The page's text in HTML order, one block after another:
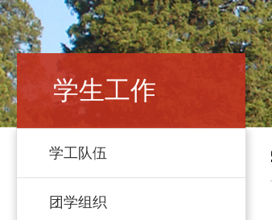
学生工作
学工队伍
团学组织